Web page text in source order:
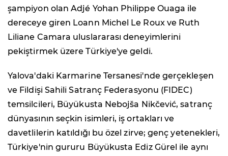
şampiyon olan Adjé Yohan Philippe Ouaga ile
dereceye giren Loann Michel Le Roux ve Ruth
Liliane Camara uluslararası deneyimlerini
pekiştirmek üzere Türkiye'ye geldi.
Yalova'daki Karmarine Tersanesi'nde gerçekleşen
ve Fildişi Sahili Satranç Federasyonu (FIDEC)
temsilcileri, Büyükusta Nebojša Nikčević, satranç
dünyasının seçkin isimleri, iş ortakları ve
davetlilerin katıldığı bu özel zirve; genç yetenekleri,
Türkiye'nin gururu Büyükusta Ediz Gürel ile aynı